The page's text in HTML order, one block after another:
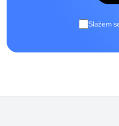
Slažem